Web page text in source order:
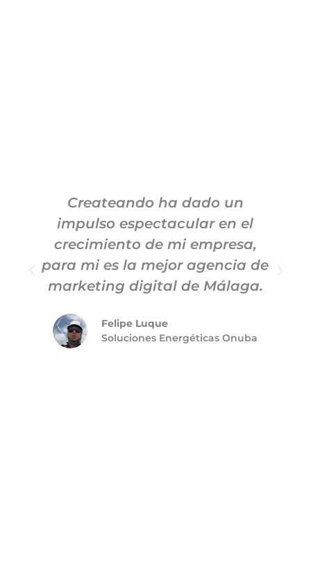
Createando ha dado un
impulso espectacular en el
crecimiento de mi empresa,
para mi es la mejor agencia de
marketing digital de Málaga.
Felipe Luque
Soluciones Energéticas Onuba